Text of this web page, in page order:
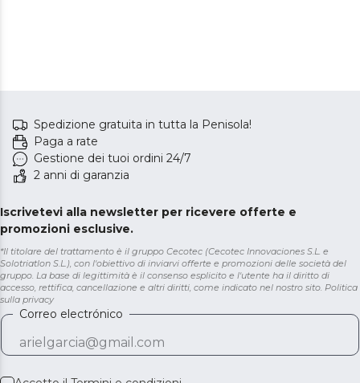
Spedizione gratuita in tutta la Penisola!
Paga a rate
Gestione dei tuoi ordini 24/7
2 anni di garanzia
Iscrivetevi alla newsletter per ricevere offerte e
promozioni esclusive.
*Il titolare del trattamento è il gruppo Cecotec (Cecotec Innovaciones S.L. e
Solotriatlon S.L.), con l'obiettivo di inviarvi offerte e promozioni delle società del
gruppo. La base di legittimità è il consenso esplicito e l'utente ha il diritto di
accesso, rettifica, cancellazione e altri diritti, come indicato nel nostro sito. Politica
sulla privacy
Correo electrónico